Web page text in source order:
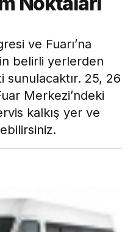
ve Fuarı’na
belirli yerlerden
sunulacaktır. 25, 26
Merkezi’ndeki
kalkış yer ve